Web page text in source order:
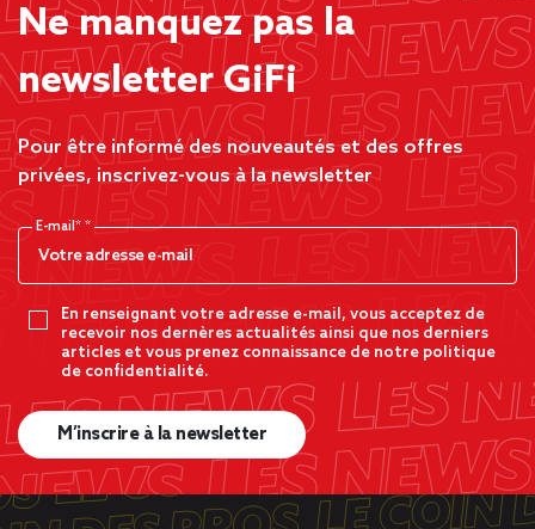
Ne manquez pas la
newsletter GiFi
Pour être informé des nouveautés et des offres
privées, inscrivez-vous à la newsletter
E-mail*
En renseignant votre adresse e-mail, vous acceptez de
recevoir nos dernères actualités ainsi que nos derniers
articles et vous prenez connaissance de notre politique
de confidentialité.
M’inscrire à la newsletter